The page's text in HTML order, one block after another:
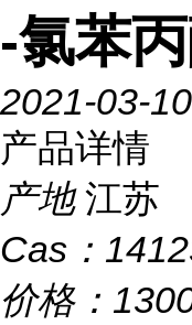
-氯苯
2021-03-10
产品详情
产地 江苏
Cas：
价格：